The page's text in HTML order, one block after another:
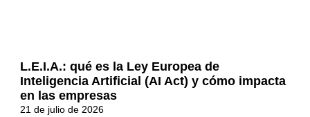
L.E.I.A.: qué es la Ley Europea de
Inteligencia Artificial (AI Act) y cómo impacta
en las empresas
21 de julio de 2026